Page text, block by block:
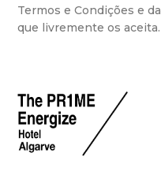
Termos e Condições e
que livremente os aceita.